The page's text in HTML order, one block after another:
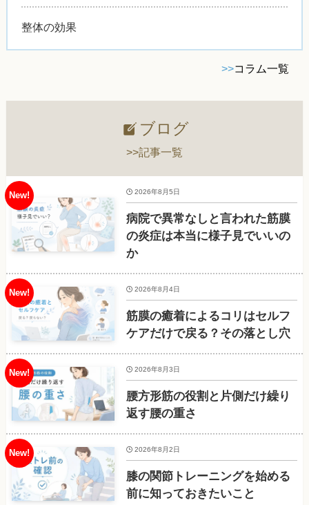
整体の効果
>>コラム一覧
ブログ
>>記事一覧
病院で異常なしと言われた筋膜
の炎症は本当に様子見でいいの
か
2026年8月5日
筋膜の癒着によるコリはセルフ
ケアだけで戻る？その落とし穴
2026年8月4日
腰方形筋の役割と片側だけ繰り
返す腰の重さ
2026年8月3日
膝の関節トレーニングを始める
前に知っておきたいこと
2026年8月2日